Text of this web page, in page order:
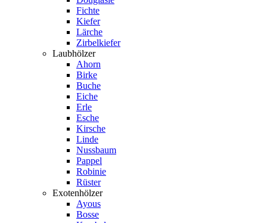
Fichte
Kiefer
Lärche
Zirbelkiefer
Laubhölzer
Ahorn
Birke
Buche
Eiche
Erle
Esche
Kirsche
Linde
Nussbaum
Pappel
Robinie
Rüster
Exotenhölzer
Ayous
Bosse